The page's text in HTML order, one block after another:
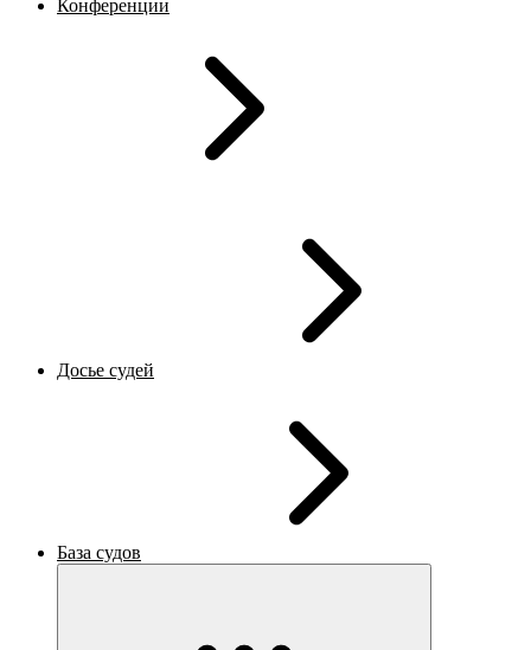
Конференции
Досье судей
База судов